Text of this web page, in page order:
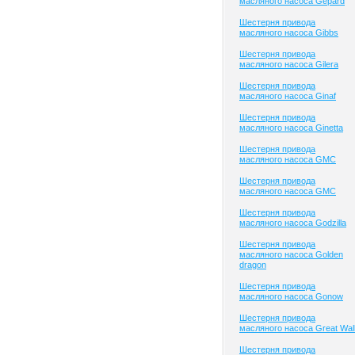
Шестерня привода
масляного насоса Gibbs
Шестерня привода
масляного насоса Gilera
Шестерня привода
масляного насоса Ginaf
Шестерня привода
масляного насоса Ginetta
Шестерня привода
масляного насоса GMC
Шестерня привода
масляного насоса GMC
Шестерня привода
масляного насоса Godzilla
Шестерня привода
масляного насоса Golden
dragon
Шестерня привода
масляного насоса Gonow
Шестерня привода
масляного насоса Great Wall
Шестерня привода